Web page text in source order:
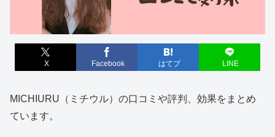
X Facebook はてブ LINE
MICHIURU（ミチウル）の口コミや評判、効果をまとめ
ています。